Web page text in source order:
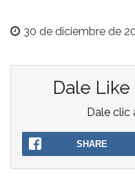
30 de diciembre de
Dale
Dale clic
SHARE